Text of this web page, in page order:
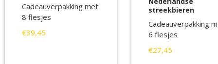
Cadeauverpakking met
8 flesjes
€39,45
streekbieren
Cadeauverpakking
6 flesjes
€27,45